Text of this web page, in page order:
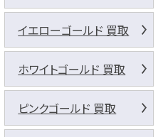
イエローゴールド 買取
ホワイトゴールド 買取
ピンクゴールド 買取